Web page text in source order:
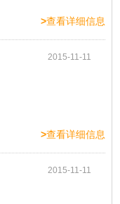
>查看详细信息
2015-11-11
>查看详细信息
2015-11-11